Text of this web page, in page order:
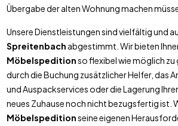
Übergabe der alten Wohnung machen
Unsere Dienstleistungen sind vielfältig und
Spreitenbach abgestimmt. Wir bieten
Möbelspeditionso flexibel wie möglich zu
durch die Buchung zusätzlicher Helfer, das
und Auspackservices oder die Lagerung
neues Zuhause noch nicht bezugsfertig ist.
Möbelspeditionseine eigenen